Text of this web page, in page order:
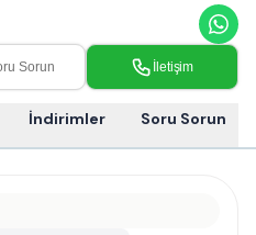
Sorun İletişim
İndirimler Soru Sorun